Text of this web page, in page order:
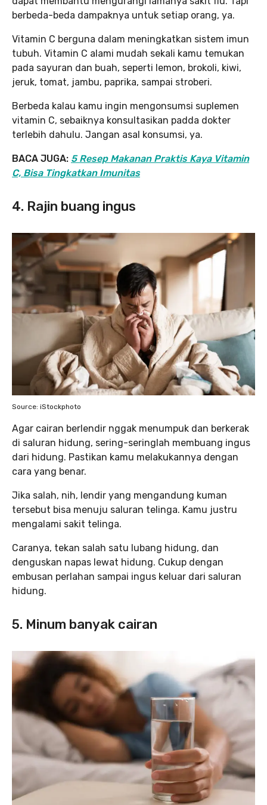
berbeda-beda dampaknya untuk setiap orang, ya.
Vitamin C berguna dalam meningkatkan sistem imun
tubuh. Vitamin C alami mudah sekali kamu temukan
pada sayuran dan buah, seperti lemon, brokoli, kiwi,
jeruk, tomat, jambu, paprika, sampai stroberi.
Berbeda kalau kamu ingin mengonsumsi suplemen
vitamin C, sebaiknya konsultasikan padda dokter
terlebih dahulu. Jangan asal konsumsi, ya.
BACA JUGA: 5 Resep Makanan Praktis Kaya Vitamin
C, Bisa Tingkatkan Imunitas
4. Rajin buang ingus
Source: iStockphoto
Agar cairan berlendir nggak menumpuk dan berkerak
di saluran hidung, sering-seringlah membuang ingus
dari hidung. Pastikan kamu melakukannya dengan
cara yang benar.
Jika salah, nih, lendir yang mengandung kuman
tersebut bisa menuju saluran telinga. Kamu justru
mengalami sakit telinga.
Caranya, tekan salah satu lubang hidung, dan
denguskan napas lewat hidung. Cukup dengan
embusan perlahan sampai ingus keluar dari saluran
hidung.
5. Minum banyak cairan